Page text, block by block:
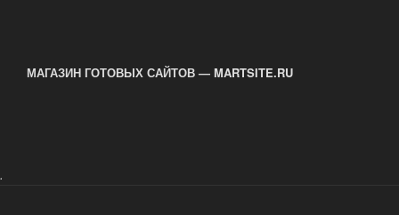
МАГАЗИН ГОТОВЫХ САЙТОВ — MARTSITE.RU
.